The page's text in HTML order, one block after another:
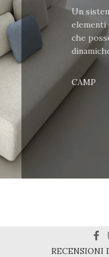
Un
elementi
che
CAMP
RECENSIONI